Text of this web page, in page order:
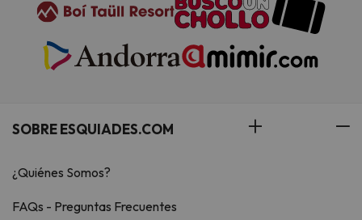
SOBRE ESQUIADES.COM
¿Quiénes Somos?
FAQs - Preguntas Frecuentes